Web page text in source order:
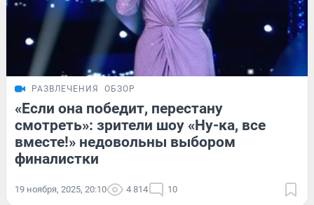
РАЗВЛЕЧЕНИЯ ОБЗОР
«Если она победит, перестану
смотреть»: зрители шоу «Ну-ка, все
вместе!» недовольны выбором
финалистки
19 ноября, 2025, 20:10 4 814 10